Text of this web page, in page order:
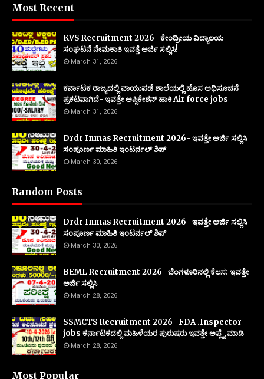
Most Recent
KVS Recruitment 2026- ಕೇಂದ್ರೀಯ ವಿದ್ಯಾಲಯ
ಸಂಘಟನೆ ನೇಮಕಾತಿ ಇವತ್ತೆ ಅರ್ಜಿ ಸಲ್ಲಿಸಿ!
March 31, 2026
ಕರ್ನಾಟಕ ರಾಜ್ಯದಲ್ಲಿ ವಾಯುಪಡೆ ಶಾಲೆಯಲ್ಲಿ ಹೊಸ ಅಧಿಸೂಚನೆ
ಪ್ರಕಟವಾಗಿದೆ- ಇವತ್ತೇ ಅಪ್ಲಿಕೇಶನ್ ಹಾಕಿ Air force jobs
March 31, 2026
Drdr Inmas Recruitment 2026- ಇವತ್ತೇ ಅರ್ಜಿ ಸಲ್ಲಿಸಿ
ಸಂಪೂರ್ಣ ಮಾಹಿತಿ ಇಂಟರ್ನಲ್ ಶಿಪ್
March 30, 2026
Random Posts
Drdr Inmas Recruitment 2026- ಇವತ್ತೇ ಅರ್ಜಿ ಸಲ್ಲಿಸಿ
ಸಂಪೂರ್ಣ ಮಾಹಿತಿ ಇಂಟರ್ನಲ್ ಶಿಪ್
March 30, 2026
BEML Recruitment 2026- ಬೆಂಗಳೂರಿನಲ್ಲಿ ಕೆಲಸ: ಇವತ್ತೇ
ಅರ್ಜಿ ಸಲ್ಲಿಸಿ
March 28, 2026
SSMCTS Recruitment 2026- FDA .Inspector
jobs ಕರ್ನಾಟಕದಲ್ಲಿ ಮಹಿಳೆಯರ ಪುರುಷರು ಇವತ್ತೇ ಅಪ್ಲೈ ಮಾಡಿ
March 28, 2026
Most Popular